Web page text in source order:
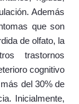
Además
que son
de olfato, la
trastornos
cognitivo
del 30% de
Inicialmente,